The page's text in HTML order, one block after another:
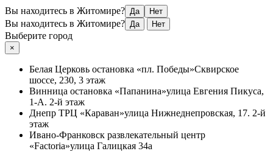
Вы находитесь в Житомире? Да Нет
Вы находитесь в Житомире? Да Нет
Выберите город
×
Белая Церковь остановка «пл. Победы»Сквирское
шоссе, 230, 3 этаж
Винница остановка «Папанина»улица Евгения Пикуса,
1-А. 2-й этаж
Днепр ТРЦ «Караван»улица Нижнеднепровская, 17. 2-й
этаж
Ивано-Франковск развлекательный центр
«Factoria»улица Галицкая 34а